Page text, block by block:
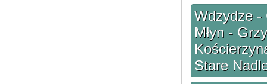
Wdzydze -
Młyn -
Stare